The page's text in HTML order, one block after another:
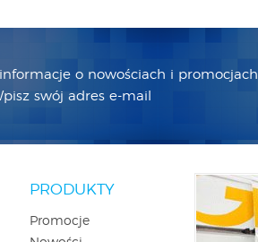
o nowościach i promocjach
swój adres e-mail
PRODUKTY
Promocje